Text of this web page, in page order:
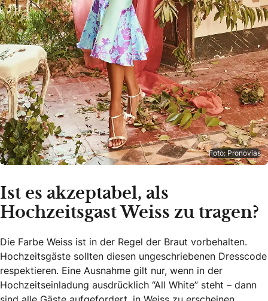
Foto: Pronovias
Ist es akzeptabel, als
Hochzeitsgast Weiss zu tragen?
Die Farbe Weiss ist in der Regel der Braut vorbehalten.
Hochzeitsgäste sollten diesen ungeschriebenen Dresscode
respektieren. Eine Ausnahme gilt nur, wenn in der
Hochzeitseinladung ausdrücklich “All White” steht – dann